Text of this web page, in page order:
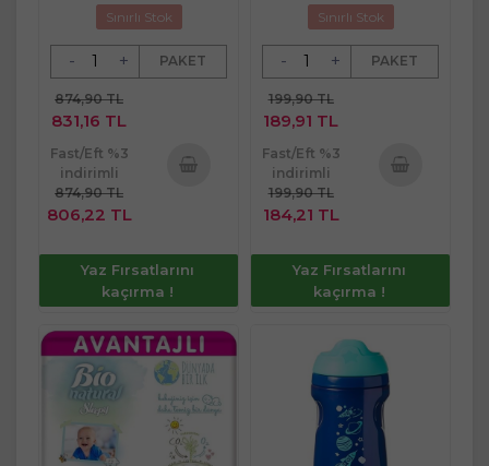
Sınırlı Stok
- + PAKET
874,90 TL
831,16 TL
Fast/Eft %3
indirimli
874,90 TL
806,22 TL
Yaz Fırsatlarını
kaçırma !
Sınırlı Stok
- + PAKET
199,90 TL
189,91 TL
Fast/Eft %3
indirimli
199,90 TL
184,21 TL
Yaz Fırsatlarını
kaçırma !